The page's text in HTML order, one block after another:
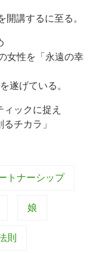
講するに至る。
女性を「永遠の幸
遂げている。
ィックに捉え
チカラ」
トナーシップ
娘
則